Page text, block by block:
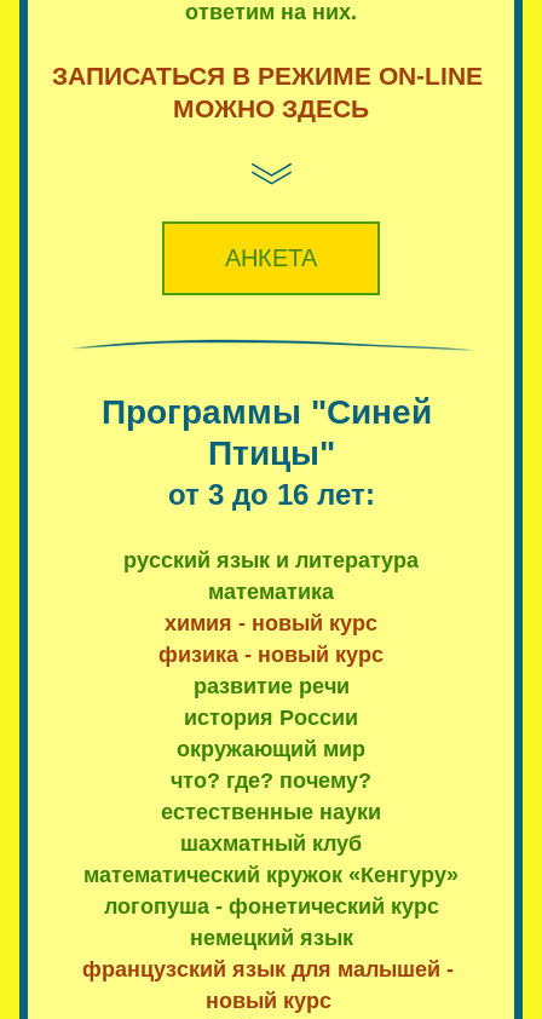
ответим на них.
ЗАПИСАТЬСЯ В РЕЖИМЕ ON-LINE
МОЖНО ЗДЕСЬ
АНКЕТА
Программы "Синей
Птицы"
от 3 до 16 лет:
русский язык и литература
математика
химия - новый курс
физика - новый курс
развитие речи
история России
окружающий мир
что? где? почему?
естественные науки
шахматный клуб
математический кружок «Кенгуру»
логопуша - фонетический курс
немецкий язык
французский язык для малышей -
новый курс